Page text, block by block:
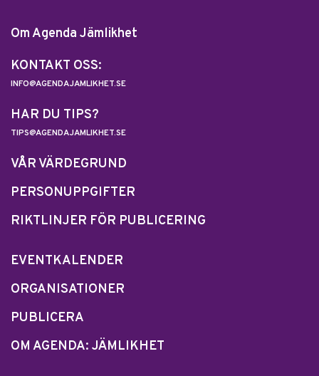
Om Agenda Jämlikhet
KONTAKT OSS:
INFO@AGENDAJAMLIKHET.SE
HAR DU TIPS?
TIPS@AGENDAJAMLIKHET.SE
VÅR VÄRDEGRUND
PERSONUPPGIFTER
RIKTLINJER FÖR PUBLICERING
EVENTKALENDER
ORGANISATIONER
PUBLICERA
OM AGENDA: JÄMLIKHET